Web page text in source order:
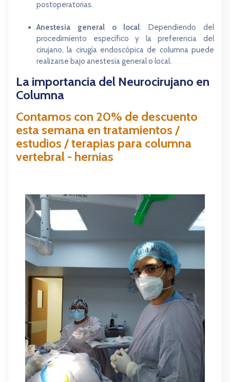
postoperatorias.
Anestesia general o local: Dependiendo del
procedimiento específico y la preferencia del
cirujano, la cirugía endoscópica de columna puede
realizarse bajo anestesia general o local.
La importancia del Neurocirujano en
Columna
Contamos con 20% de descuento
esta semana en tratamientos /
estudios / terapias para columna
vertebral - hernias